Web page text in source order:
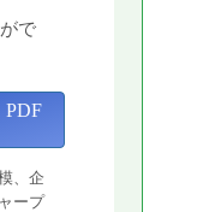
で
、企
ープ